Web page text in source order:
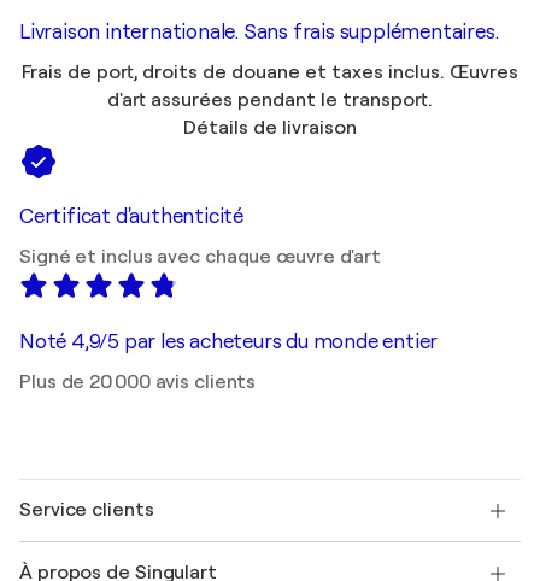
Livraison internationale. Sans frais supplémentaires.
Frais de port, droits de douane et taxes inclus. Œuvres
d'art assurées pendant le transport.
Détails de livraison
Certificat d'authenticité
Signé et inclus avec chaque œuvre d'art
Noté 4,9/5 par les acheteurs du monde entier
Plus de 20 000 avis clients
Service clients
Expédition
À propos de Singulart